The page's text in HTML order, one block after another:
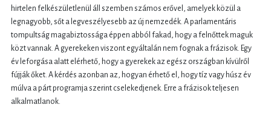
hirtelen felkészületlenül áll szemben számos erővel, amelyek közül a
legnagyobb, sőt a legveszélyesebb az új nemzedék. A parlamentáris
tompultság magabiztossága éppen abból fakad, hogy a felnőttek maguk
közt vannak. A gyerekeken viszont egyáltalán nem fognak a frázisok. Egy
év leforgása alatt elérhető, hogy a gyerekek az egész országban kívülről
fújják őket. A kérdés azonban az, hogyan érhető el, hogy tíz vagy húsz év
múlva a párt programja szerint cselekedjenek. Erre a frázisok teljesen
alkalmatlanok.